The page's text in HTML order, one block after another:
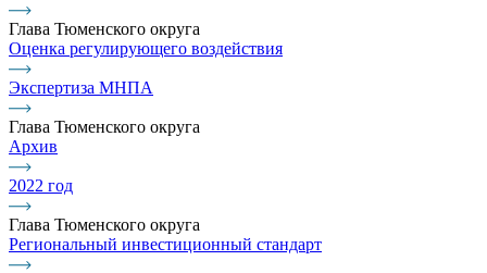
Глава Тюменского округа
Оценка регулирующего воздействия
Экспертиза МНПА
Глава Тюменского округа
Архив
2022 год
Глава Тюменского округа
Региональный инвестиционный стандарт